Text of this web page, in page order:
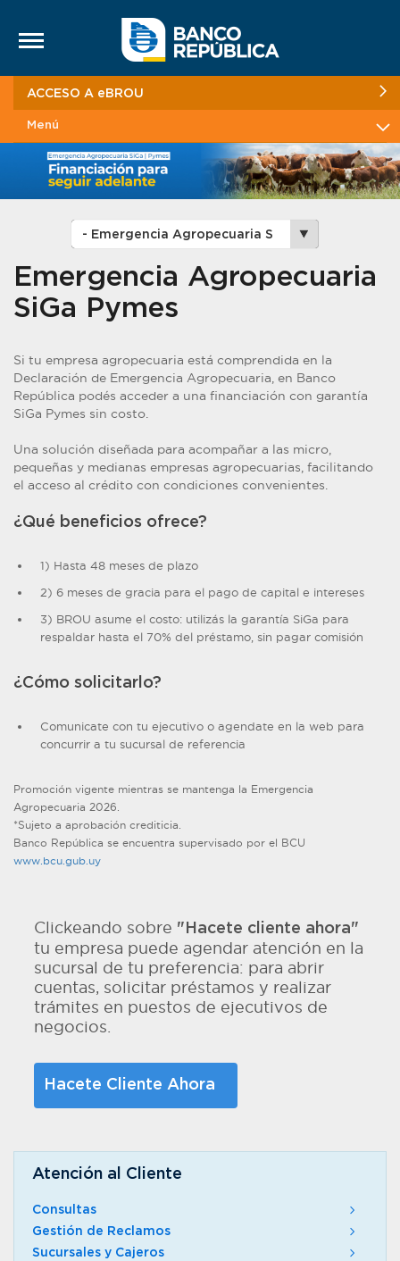
ACCESO A eBROU
Menú
Emergencia Agropecuaria
SiGa Pymes
Si tu empresa agropecuaria está comprendida en la
Declaración de Emergencia Agropecuaria, en Banco
República podés acceder a una financiación con garantía
SiGa Pymes sin costo.
Una solución diseñada para acompañar a las micro,
pequeñas y medianas empresas agropecuarias, facilitando
el acceso al crédito con condiciones convenientes.
¿Qué beneficios ofrece?
1) Hasta 48 meses de plazo
2) 6 meses de gracia para el pago de capital e intereses
3) BROU asume el costo: utilizás la garantía SiGa para
respaldar hasta el 70% del préstamo, sin pagar comisión
¿Cómo solicitarlo?
Comunicate con tu ejecutivo o agendate en la web para
concurrir a tu sucursal de referencia
Promoción vigente mientras se mantenga la Emergencia
Agropecuaria 2026.
*Sujeto a aprobación crediticia.
Banco República se encuentra supervisado por el BCU
www.bcu.gub.uy
Clickeando sobre "Hacete cliente ahora"
tu empresa puede agendar atención en la
sucursal de tu preferencia: para abrir
cuentas, solicitar préstamos y realizar
trámites en puestos de ejecutivos de
negocios.
Hacete Cliente Ahora
Atención al Cliente
Consultas
Gestión de Reclamos
Sucursales y Cajeros